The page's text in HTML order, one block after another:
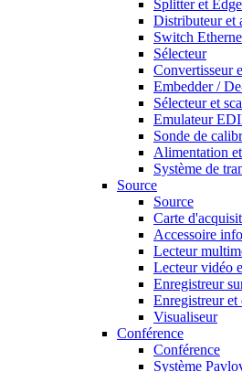
Splitter et
Distributeur et
Switch
Sélecteur
Convertisseur
Embedder /
Sélecteur et
Emulateur
Sonde de
Alimentation
Système de
Source
Source
Carte
Accessoire
Lecteur
Lecteur vidéo
Enregistreur
Enregistreur
Visualiseur
Conférence
Conférence
Système